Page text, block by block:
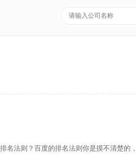
名法则？百度的排名法则你是摸不清楚的